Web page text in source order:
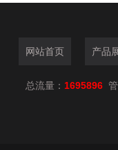
网站首页 产品
总流量： 1695896